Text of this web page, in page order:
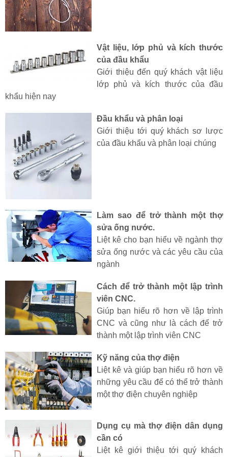
Vật liệu, lớp phủ và kích thước
của đầu khẩu
Giới thiệu đến quý khách vật liệu
lớp phủ và kích thước của đầu
khẩu hiện nay
Đầu khẩu và phân loại
Giới thiệu tới quý khách sơ lược
của đầu khẩu và phân loại chúng
Làm sao để trở thành một thợ
sửa ống nước.
Liệt kê cho bạn hiểu về ngành thợ
sửa ống nước và các yêu cầu của
ngành
Cách để trở thành một lập trình
viên CNC.
Giúp bạn hiểu rõ hơn về lập trình
CNC và cũng như là cách để trở
thành một lập trình viên CNC
Kỹ năng của thợ điện
Liệt kê và giúp bạn hiểu rõ hơn về
những yêu cầu để có thể trở thành
một thợ điện chuyên nghiệp
Dụng cụ mà thợ điện dân dụng
cần có
Liệt kê giới thiệu tới quý khách